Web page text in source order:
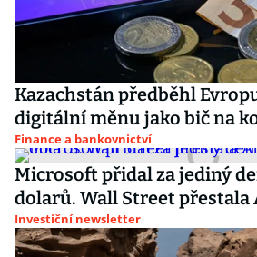
Kazachstán předběhl
digitální měnu jako bič na
Finance a bankovnictví
Microsoft přidal za jediný
dolarů. Wall Street přestala
Investiční newsletter